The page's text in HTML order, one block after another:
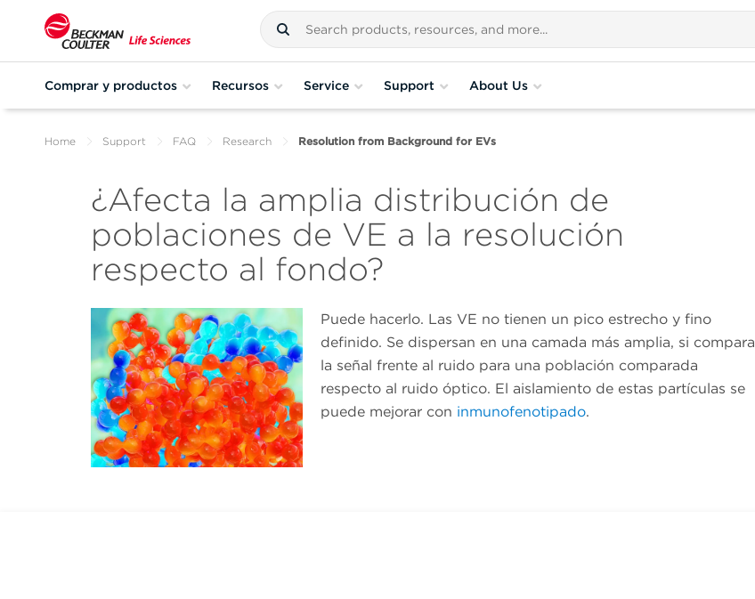
Comprar y productos Recursos Service Support About Us
Home Support FAQ Research Resolution from Background for EVs
¿Afecta la amplia distribución de
poblaciones de VE a la resolución
respecto al fondo?
Puede hacerlo. Las VE no tienen un pico estrecho y fino
definido. Se dispersan en una camada más amplia, si compara
la señal frente al ruido para una población comparada
respecto al ruido óptico. El aislamiento de estas partículas se
puede mejorar con inmunofenotipado.